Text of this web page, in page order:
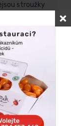
stroužky
plátky
olejem
asi dva